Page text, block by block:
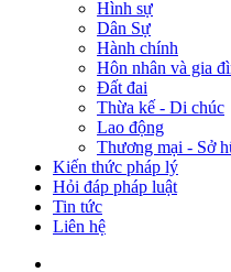
Hình sự
Dân Sự
Hành chính
Hôn nhân và gia
Đất đai
Thừa kế - Di chúc
Lao động
Thương mại - Sở
Kiến thức pháp lý
Hỏi đáp pháp luật
Tin tức
Liên hệ